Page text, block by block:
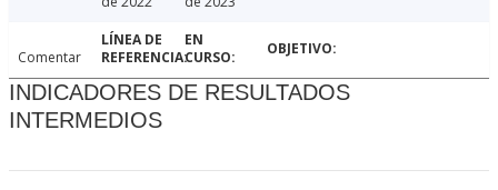
Comentar
INDICADORES DE RESULTADOS
INTERMEDIOS